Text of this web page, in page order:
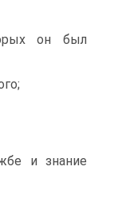
он был
и знание